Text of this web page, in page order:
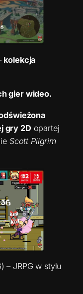
kolekcja
gier wideo.
gry 2D opartej
Scott Pilgrim
– JRPG w stylu